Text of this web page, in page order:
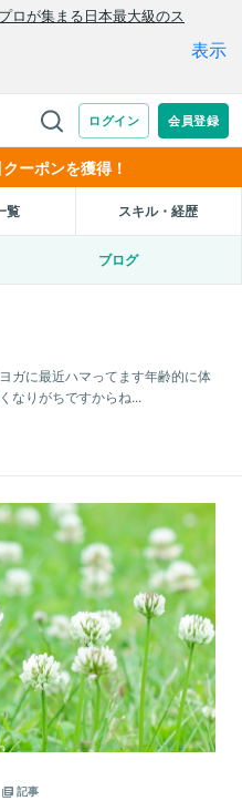
ーポンを獲得！
覧 スキル・経歴
ブログ
ガに最近ハマってます年齢的に体
なりがちですからね...
記事